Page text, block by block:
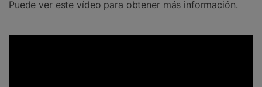
Puede ver este vídeo para obtener más información.